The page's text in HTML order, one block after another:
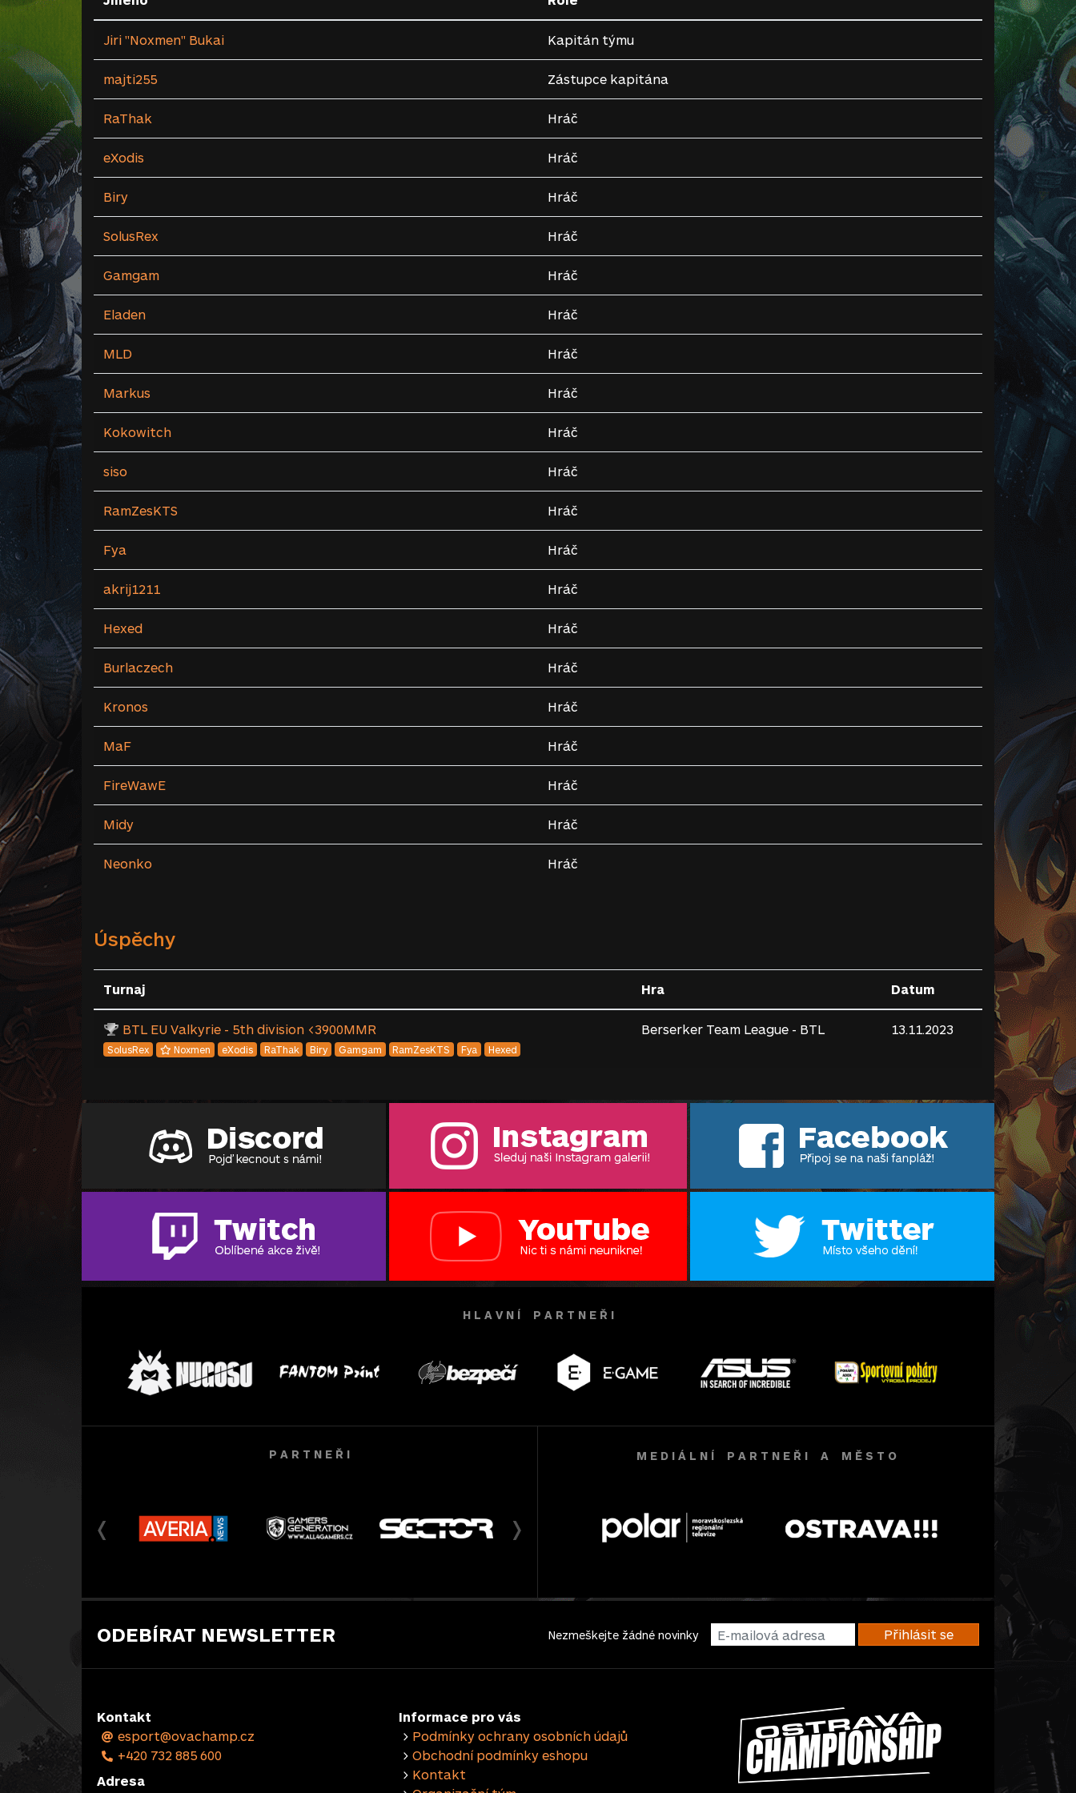
Jiri "Noxmen" Bukai Kapitán týmu
majti255 Zástupce kapitána
RaThak Hráč
eXodis Hráč
Biry Hráč
SolusRex Hráč
Gamgam Hráč
Eladen Hráč
MLD Hráč
Markus Hráč
Kokowitch Hráč
siso Hráč
RamZesKTS Hráč
Fya Hráč
akrij1211 Hráč
Hexed Hráč
Burlaczech Hráč
Kronos Hráč
MaF Hráč
FireWawE Hráč
Midy Hráč
Neonko Hráč
Úspěchy
Turnaj Hra Datum
BTL EU Valkyrie - 5th division <3900MMR
SolusRex Noxmen eXodis RaThak Biry Gamgam RamZesKTS Fya Hexed
Berserker Team League - BTL 13.11.2023
H L A V N Í P A R T N E Ř I
P A R T N E Ř I M E D I Á L N Í P A R T N E Ř I A M Ě S T O
ODEBÍRAT NEWSLETTER Nezmeškejte žádné novinky
Kontakt
esport@ovachamp.cz
+420 732 885 600
Adresa
Informace pro vás
> Podmínky ochrany osobních údajů
>Obchodní podmínky eshopu
> Kontakt